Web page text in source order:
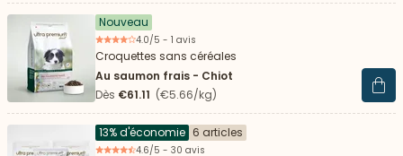
Nouveau
4.0/5 - 1 avis
Croquettes sans céréales
Au saumon frais - Chiot
Dès €61.11 (€5.66/kg) Voir
13% d'économie 6 articles
4.6/5 - 30 avis